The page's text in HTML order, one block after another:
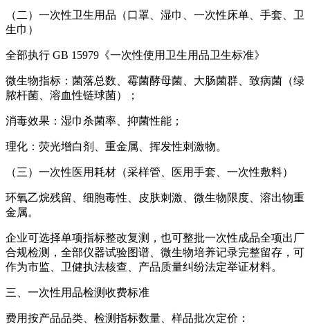
（二）一次性卫生用品（口罩、湿巾、一次性床单、手套、卫
生巾）
全部执行 GB 15979《一次性使用卫生用品卫生标准》
微生物指标：菌落总数、霉菌酵母菌、大肠菌群、致病菌（绿
脓杆菌、溶血性链球菌）；
消毒效果：湿巾杀菌率、抑菌性能；
理化：荧光增白剂、重金属、挥发性刺激物。
（三）一次性医用耗材（采样管、医用手套、一次性敷料）
环氧乙烷残留、细胞毒性、皮肤刺激、微生物限度、溶出物重
金属。
企业可选择单项指标整改复测，也可整批一次性成品全项出厂
合规检测，全部仪器试验图谱、微生物培养记录完整留存，可
作为市监、卫健执法核查、产品质量纠纷法定举证材料。
三、一次性用品检测收费标准
费用按产品品类、检测指标数量、样品批次定价：